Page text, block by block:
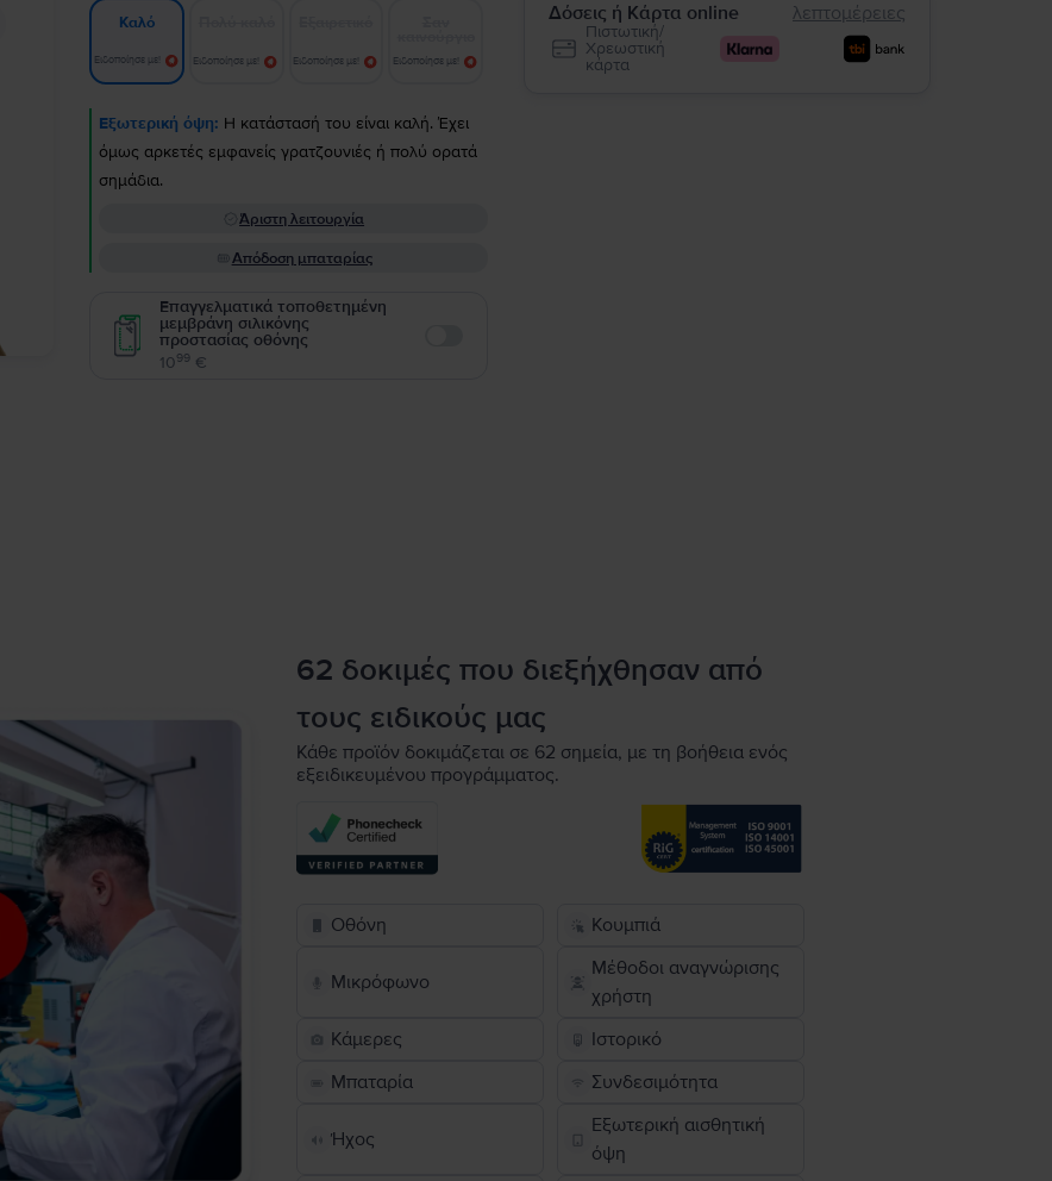
Καλό
Ειδοποίησε με! Ειδοποίησε με! Ειδοποίησε με! Ειδοποίησε με!
Εξωτερική όψη: Η κατάστασή του είναι καλή. Έχει
όμως αρκετές εμφανείς γρατζουνιές ή πολύ ορατά
σημάδια.
Άριστη λειτουργία
Απόδοση μπαταρίας
Επαγγελματικά τοποθετημένη
μεμβράνη σιλικόνης
προστασίας οθόνης
1099 €
Δόσεις ή Κάρτα online λεπτομέρειες
Πιστωτική/
Χρεωστική
κάρτα
62 δοκιμές που διεξήχθησαν από
τους ειδικούς μας
Κάθε προϊόν δοκιμάζεται σε 62 σημεία, με τη βοήθεια ενός
εξειδικευμένου προγράμματος.
Οθόνη Κουμπιά
Μικρόφωνο
Μέθοδοι αναγνώρισης
χρήστη
Κάμερες
Ιστορικό
Μπαταρία
Συνδεσιμότητα
Ήχος
Εξωτερική αισθητική
όψη